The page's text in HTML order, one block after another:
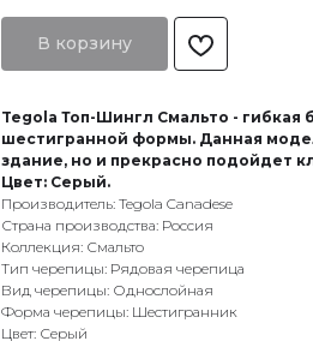
В корзину
Tegola Топ-Шингл Смальто - гибкая
шестигранной формы. Данная
здание, но и прекрасно подойдет
Цвет: Серый.
Производитель: Tegola Canadese
Страна производства: Россия
Коллекция: Смальто
Тип черепицы: Рядовая черепица
Вид черепицы: Однослойная
Форма черепицы: Шестигранник
Цвет: Серый